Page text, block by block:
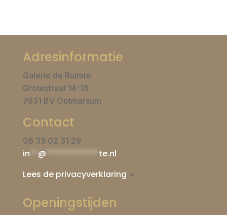
Adresinformatie
Galerie de Ruimte
Grotestraat 14-16
7631 BV Ootmarsum
Contact
06 33 02 31 29
in @
te.nl
Lees de privacyverklaring >
Openingstijden